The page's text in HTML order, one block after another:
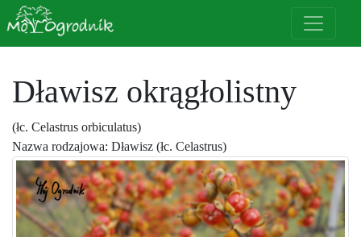
Dławisz okrągłolistny
(łc. Celastrus orbiculatus)
Nazwa rodzajowa: Dławisz (łc. Celastrus)